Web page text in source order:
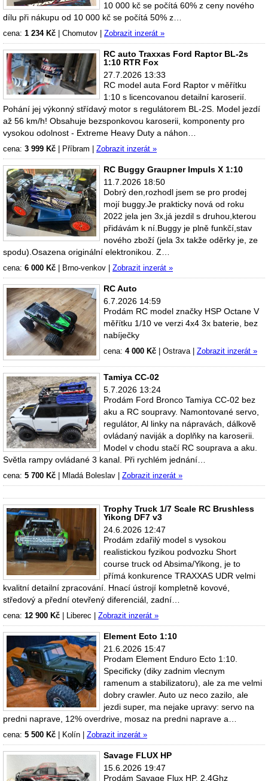
10 000 kč se počítá 60% z ceny nového
dílu při nákupu od 10 000 kč se počítá 50% z…
cena: 1 234 Kč Chomutov Zobrazit inzerát »
RC auto Traxxas Ford Raptor BL-2s
1:10 RTR Fox
27.7.2026 13:33
RC model auta Ford Raptor v měřítku
1:10 s licencovanou detailní karoserií.
Pohání jej výkonný střídavý motor s regulátorem BL-2S. Model jezdí
až 56 km/h! Obsahuje bezsponkovou karoserii, komponenty pro
vysokou odolnost - Extreme Heavy Duty a náhon…
cena: 3 999 Kč Příbram Zobrazit inzerát »
RC Buggy Graupner Impuls X 1:10
11.7.2026 18:50
Dobrý den,rozhodl jsem se pro prodej
mojí buggy.Je prakticky nová od roku
2022 jela jen 3x,já jezdil s druhou,kterou
přidávám k ní.Buggy je plně funkčí,stav
nového zboží (jela 3x takže oděrky je, ze
spodu).Osazena originální elektronikou. Z…
cena: 6 000 Kč Brno-venkov Zobrazit inzerát »
RC Auto
6.7.2026 14:59
Prodám RC model značky HSP Octane V
měřítku 1/10 ve verzi 4x4 3x baterie, bez
nabíječky
cena: 4 000 Kč Ostrava| Zobrazit inzerát »
Tamiya CC-02
5.7.2026 13:24
Prodám Ford Bronco Tamiya CC-02 bez
aku a RC soupravy. Namontované servo,
regulátor, Al linky na nápravách, dálkově
ovládaný naviják a doplňky na karoserii.
Model v chodu stačí RC souprava a aku.
Světla rampy ovládané 3 kanal. Při rychlém jednání…
cena: 5 700 Kč Mladá Boleslav Zobrazit inzerát »
Trophy Truck 1/7 Scale RC Brushless
Yikong DF7 v3
24.6.2026 12:47
Prodám zdařilý model s vysokou
realistickou fyzikou podvozku Short
course truck od Absima/Yikong, je to
přímá konkurence TRAXXAS UDR velmi
kvalitní detailní zpracování. Hnací ústrojí kompletně kovové,
středový a přední otevřený diferenciál, zadní…
cena: 12 900 Kč Liberec Zobrazit inzerát »
Element Ecto 1:10
21.6.2026 15:47
Prodam Element Enduro Ecto 1:10.
Specificky (diky zadnim vlecnym
ramenum a stabilizatoru), ale za me velmi
dobry crawler. Auto uz neco zazilo, ale
jezdi super, ma nejake upravy: servo na
predni naprave, 12% overdrive, mosaz na predni naprave a…
cena: 5 500 Kč Kolín Zobrazit inzerát »
Savage FLUX HP
15.6.2026 19:47
Prodám Savage Flux HP. 2,4Ghz